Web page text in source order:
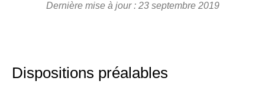
Dernière mise à jour : 23 septembre 2019
Dispositions préalables